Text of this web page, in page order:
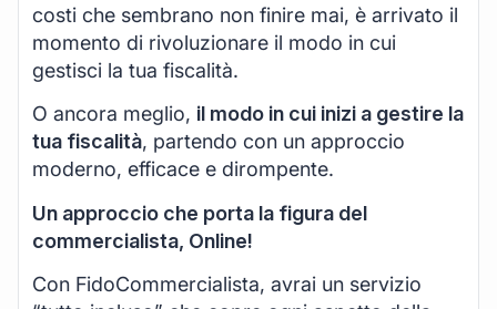
costi che sembrano non finire mai, è arrivato il
momento di rivoluzionare il modo in cui
gestisci la tua fiscalità.
O ancora meglio, il modo in cui inizi a gestire la
tua fiscalità, partendo con un approccio
moderno, efficace e dirompente.
Un approccio che porta la figura del
commercialista, Online!
Con FidoCommercialista, avrai un servizio